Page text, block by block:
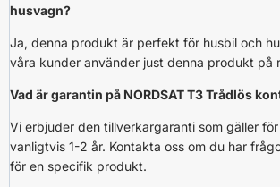
husvagn?
Ja, denna produkt är perfekt för husbil och
våra kunder använder just denna produkt på
Vad är garantin på NORDSAT T3 Trådlös
Vi erbjuder den tillverkargaranti som gäller
vanligtvis 1-2 år. Kontakta oss om du har
för en specifik produkt.